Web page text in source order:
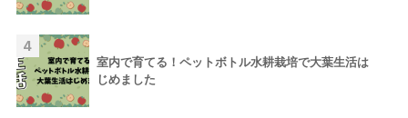
4
室内で育てる！ペットボトル水耕栽培で大葉生活は
じめました